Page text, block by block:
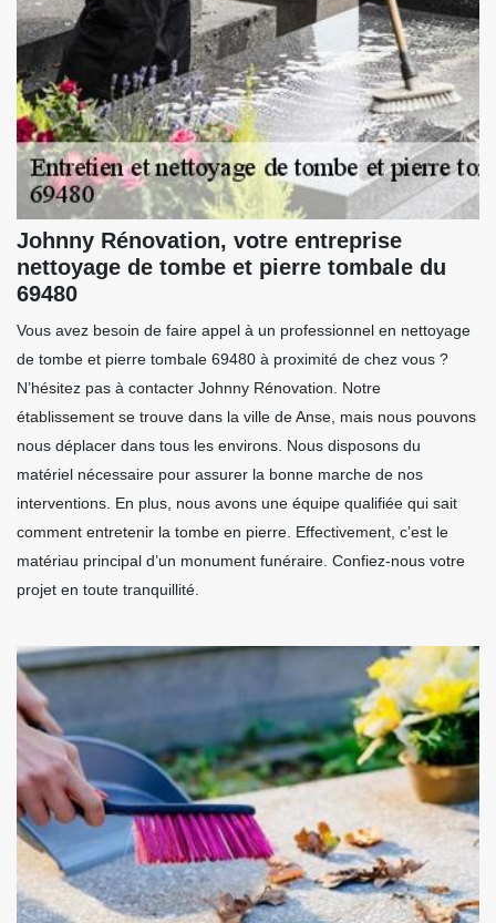
Johnny Rénovation, votre entreprise
nettoyage de tombe et pierre tombale du
69480
Vous avez besoin de faire appel à un professionnel en nettoyage
de tombe et pierre tombale 69480 à proximité de chez vous ?
N’hésitez pas à contacter Johnny Rénovation. Notre
établissement se trouve dans la ville de Anse, mais nous pouvons
nous déplacer dans tous les environs. Nous disposons du
matériel nécessaire pour assurer la bonne marche de nos
interventions. En plus, nous avons une équipe qualifiée qui sait
comment entretenir la tombe en pierre. Effectivement, c’est le
matériau principal d’un monument funéraire. Confiez-nous votre
projet en toute tranquillité.